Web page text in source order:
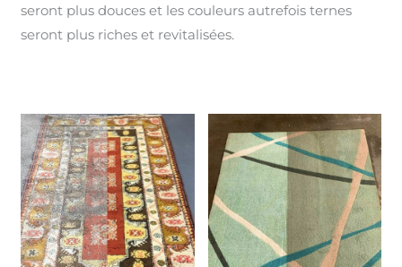
seront plus douces et les couleurs autrefois ternes
seront plus riches et revitalisées.